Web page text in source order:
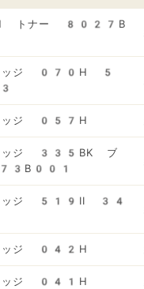
トナー 8027B
リッジ 070H 5
リッジ 057H
リッジ 335BK ブ
リッジ 519II 34
リッジ 042H
リッジ 041H